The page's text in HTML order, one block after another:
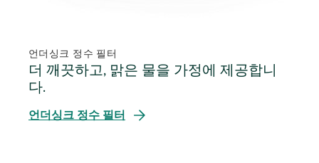
언더싱크 정수 필터
더 깨끗하고, 맑은 물을 가정에 제공합니
다.
언더싱크 정수 필터